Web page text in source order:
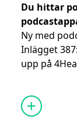
Du hittar
Ny med
Inlägget
upp på